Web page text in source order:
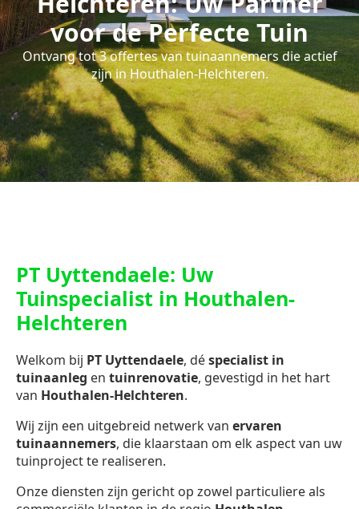
voor de Perfecte Tuin
Ontvang tot 3 offertes van tuinaannemers die actief
zijn in Houthalen-Helchteren.
PT Uyttendaele: Uw
Tuinspecialist in Houthalen-
Helchteren
Welkom bij PT Uyttendaele, déspecialist in
tuinaanleg en tuinrenovatie, gevestigd in het hart
van Houthalen-Helchteren.
Wij zijn een uitgebreid netwerk van ervaren
tuinaannemers, die klaarstaan om elk aspect van uw
tuinproject te realiseren.
Onze diensten zijn gericht op zowel particuliere als